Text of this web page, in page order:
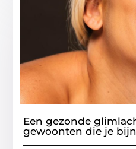
Een gezonde
gewoonten die je